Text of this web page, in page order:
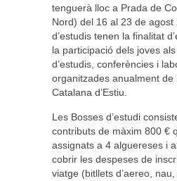
tenguerà lloc a Prada de
Nord) del 16 al 23 de
d’estudis tenen la finalitat
la participació dels joves
d’estudis, conferències i
organitzades anualment de
Catalana d’Estiu.
Les Bosses d’estudi
contributs de màxim 800 €
assignats a 4 alguereses i
cobrir les despeses de
viatge (bitllets d’aereo,